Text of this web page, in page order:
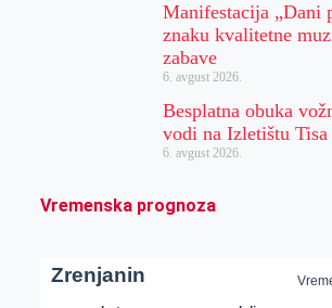
Manifestacija „Dani
znaku kvalitetne
zabave
6. avgust 2026.
Besplatna obuka
vodi na Izletištu Tisa
6. avgust 2026.
Vremenska prognoza